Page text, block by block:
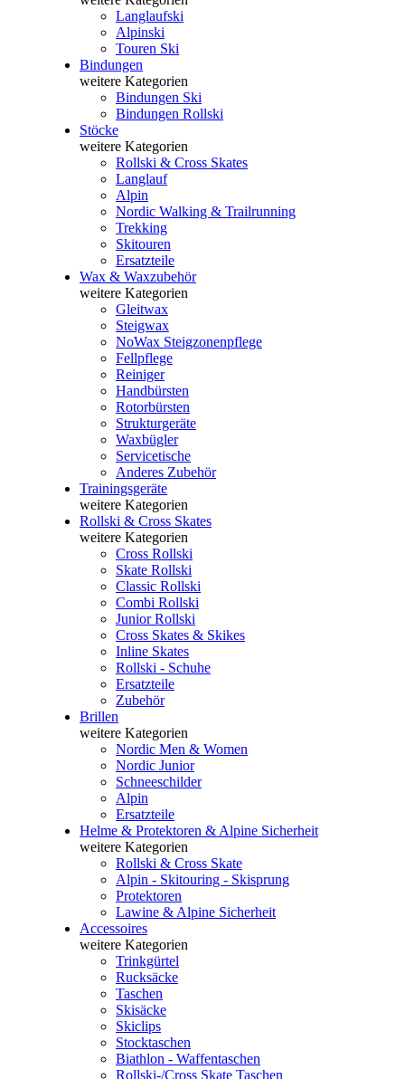
Langlaufski
Alpinski
Touren Ski
Bindungen
weitere Kategorien
Bindungen Ski
Bindungen Rollski
Stöcke
weitere Kategorien
Rollski & Cross Skates
Langlauf
Alpin
Nordic Walking & Trailrunning
Trekking
Skitouren
Ersatzteile
Wax & Waxzubehör
weitere Kategorien
Gleitwax
Steigwax
NoWax Steigzonenpflege
Fellpflege
Reiniger
Handbürsten
Rotorbürsten
Strukturgeräte
Waxbügler
Servicetische
Anderes Zubehör
Trainingsgeräte
weitere Kategorien
Rollski & Cross Skates
weitere Kategorien
Cross Rollski
Skate Rollski
Classic Rollski
Combi Rollski
Junior Rollski
Cross Skates & Skikes
Inline Skates
Rollski - Schuhe
Ersatzteile
Zubehör
Brillen
weitere Kategorien
Nordic Men & Women
Nordic Junior
Schneeschilder
Alpin
Ersatzteile
Helme & Protektoren & Alpine Sicherheit
weitere Kategorien
Rollski & Cross Skate
Alpin - Skitouring - Skisprung
Protektoren
Lawine & Alpine Sicherheit
Accessoires
weitere Kategorien
Trinkgürtel
Rucksäcke
Taschen
Skisäcke
Skiclips
Stocktaschen
Biathlon - Waffentaschen
Rollski-/Cross Skate Taschen